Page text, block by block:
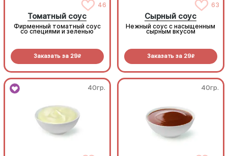
46
Томатный соус
Фирменный томатный соус
со специями и зеленью
Заказать за 29R
63
Сырный соус
Нежный соус с насыщенным
сырным вкусом
Заказать за 29R
40гр. 40гр.